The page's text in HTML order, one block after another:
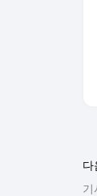
다
기